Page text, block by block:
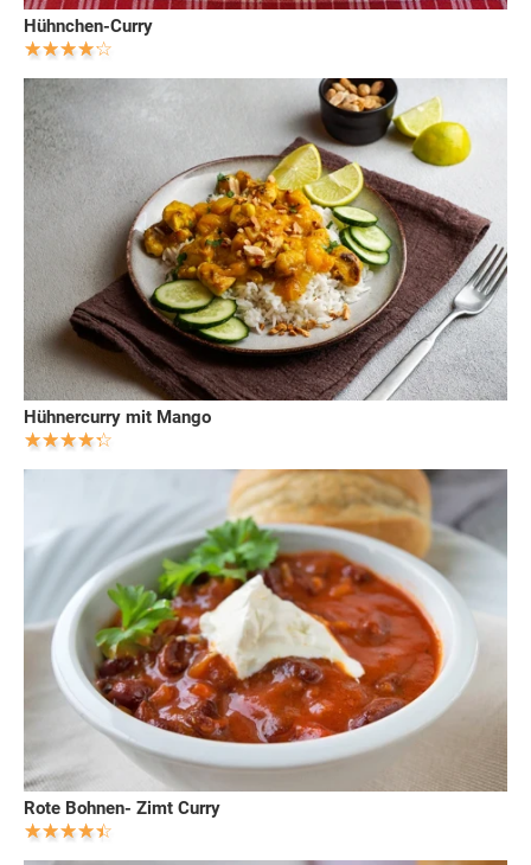
Hühnchen-Curry
Hühnercurry mit Mango
Rote Bohnen- Zimt Curry